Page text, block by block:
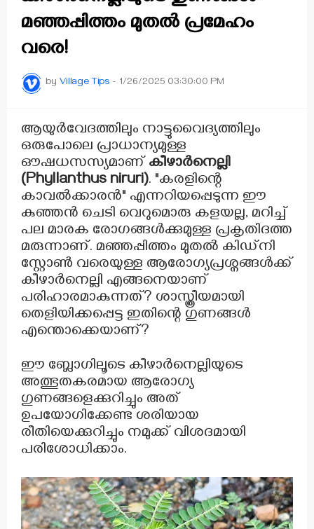
മഞ്ഞപ്പിത്തം മുതൽ പ്രമേഹം
വരെ!
by Village Tips - 1/26/2025 03:30:00 PM
ആയുർവേദത്തിലും നാട്ടുവൈദ്യത്തിലും
ഒരുപോലെ പ്രാധാന്യമുള്ള
ഔഷധസസ്യമാണ് കീഴാർനെല്ലി
(Phyllanthus niruri). "കരളിന്റെ
കാവൽക്കാരൻ" എന്നറിയപ്പെടുന്ന ഈ
കുഞ്ഞൻ ചെടി വെറുമൊരു കളയല്ല, മറിച്ച്
പല മാരക രോഗങ്ങൾക്കുമുള്ള പ്രകൃതിദത്ത
മരുന്നാണ്. മഞ്ഞപ്പിത്തം മുതൽ കിഡ്നി
സ്റ്റോൺ വരെയുള്ള ആരോഗ്യപ്രശ്നങ്ങൾക്ക്
കീഴാർനെല്ലി എങ്ങനെയാണ്
പരിഹാരമാകുന്നത്? ശാസ്ത്രീയമായി
തെളിയിക്കപ്പെട്ട ഇതിന്റെ ഗുണങ്ങൾ
എന്തൊക്കെയാണ്?
ഈ ബ്ലോഗിലൂടെ കീഴാർനെല്ലിയുടെ
അത്ഭുതകരമായ ആരോഗ്യ
ഗുണങ്ങളെക്കുറിച്ചും അത്
ഉപയോഗിക്കേണ്ട ശരിയായ
രീതിയെക്കുറിച്ചും നമുക്ക് വിശദമായി
പരിശോധിക്കാം.